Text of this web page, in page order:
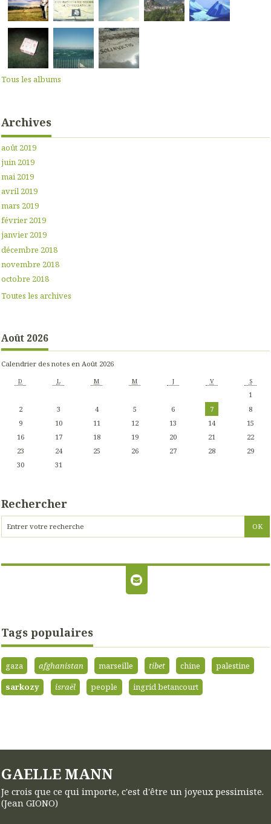
Tous les albums
Archives
août 2019
juin 2019
mai 2019
avril 2019
mars 2019
février 2019
janvier 2019
décembre 2018
novembre 2018
octobre 2018
Toutes les archives
Août 2026
Calendrier des notes en Août 2026
D L M M J V S
1
2
3 4 5 6 7
8
9
10 11 12 13 14
15
16
17 18 19 20 21
22
23
24 25 26 27 28
29
30
31
Rechercher
Tags populaires
gaza afghanistan marseille tibet chine
palestine
sarkozy
israël people ingrid betancourt
GAELLE MANN
Je crois que ce qui importe, c'est d'être un joyeux pessimiste.
(Jean GIONO)